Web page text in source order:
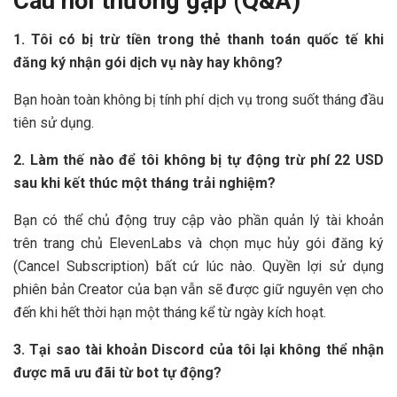
1. Tôi có bị trừ tiền trong thẻ thanh toán quốc tế khi
đăng ký nhận gói dịch vụ này hay không?
Bạn hoàn toàn không bị tính phí dịch vụ trong suốt tháng đầu
tiên sử dụng.
2. Làm thế nào để tôi không bị tự động trừ phí 22 USD
sau khi kết thúc một tháng trải nghiệm?
Bạn có thể chủ động truy cập vào phần quản lý tài khoản
trên trang chủ ElevenLabs và chọn mục hủy gói đăng ký
(Cancel Subscription) bất cứ lúc nào. Quyền lợi sử dụng
phiên bản Creator của bạn vẫn sẽ được giữ nguyên vẹn cho
đến khi hết thời hạn một tháng kể từ ngày kích hoạt.
3. Tại sao tài khoản Discord của tôi lại không thể nhận
được mã ưu đãi từ bot tự động?